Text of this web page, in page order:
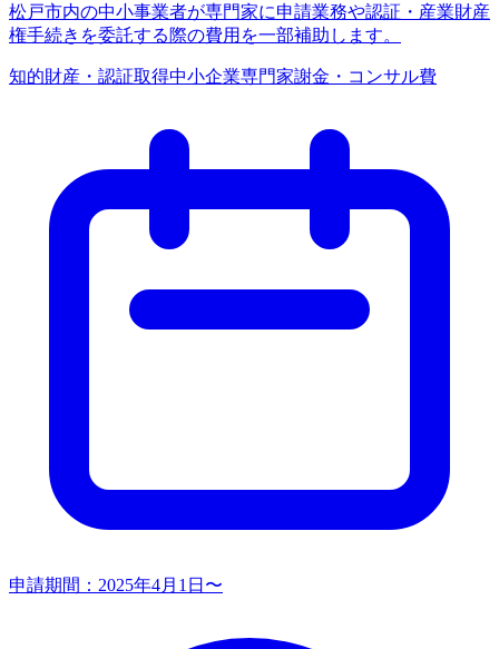
松戸市内の中小事業者が専門家に申請業務や認証・産業財産
権手続きを委託する際の費用を一部補助します。
知的財産・認証取得中小企業専門家謝金・コンサル費
申請期間： 2025年4月1日〜